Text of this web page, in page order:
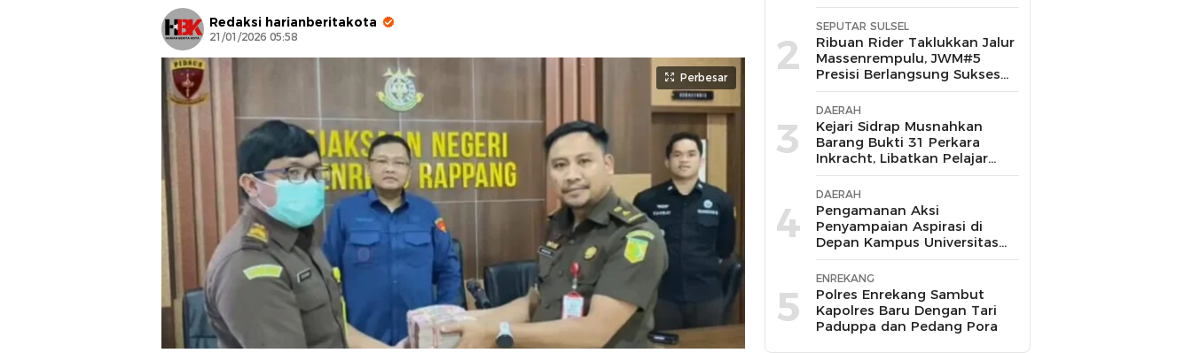
Redaksi harianberitakota
21/01/2026 05:58
Perbesar 2
SEPUTAR SULSEL
Ribuan Rider Taklukkan Jalur
Massenrempulu, JWM#5
Presisi Berlangsung Sukses
dan Kondusif
3
DAERAH
Kejari Sidrap Musnahkan
Barang Bukti 31 Perkara
Inkracht, Libatkan Pelajar
untuk Edukasi Bahaya
Narkoba
4
DAERAH
Pengamanan Aksi
Penyampaian Aspirasi di
Depan Kampus Universitas
Muhammadiyah Barru
Berlangsung Aman dan
Kondusif
5
ENREKANG
Polres Enrekang Sambut
Kapolres Baru Dengan Tari
Paduppa dan Pedang Pora